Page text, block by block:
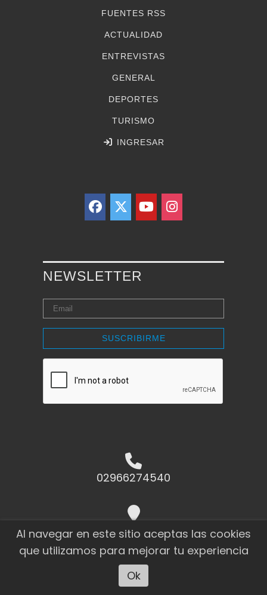
FUENTES RSS
ACTUALIDAD
ENTREVISTAS
GENERAL
DEPORTES
TURISMO
INGRESAR
NEWSLETTER
SUSCRIBIRME
02966274540
Raúl Miño 1823 El Calafate - Santa
Cruz
Al navegar en este sitio aceptas las cookies
que utilizamos para mejorar tu experiencia
Ok